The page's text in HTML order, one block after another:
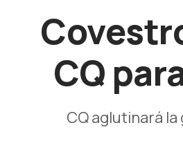
CQ
CQ aglutinará